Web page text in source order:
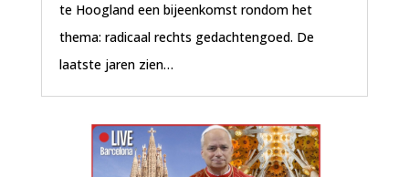
te Hoogland een bijeenkomst rondom het
thema: radicaal rechts gedachtengoed. De
laatste jaren zien…